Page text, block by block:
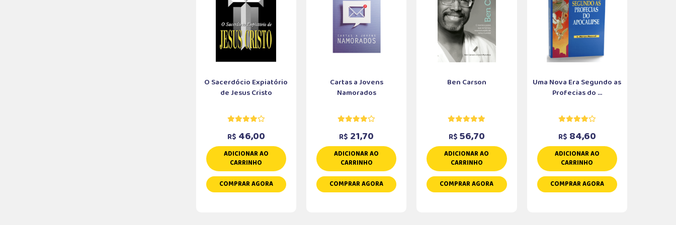
O Sacerdócio Expiatório
de Jesus Cristo
R$ 46,00
ADICIONAR AO
CARRINHO
COMPRAR AGORA
Cartas a Jovens
Namorados
R$ 21,70
ADICIONAR AO
CARRINHO
COMPRAR AGORA
Ben Carson
R$ 56,70
ADICIONAR AO
CARRINHO
COMPRAR AGORA
Uma Nova Era Segundo as
Profecias do ...
R$ 84,60
ADICIONAR AO
CARRINHO
COMPRAR AGORA